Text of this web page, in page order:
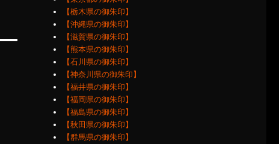
【栃木県の御朱印】
【沖縄県の御朱印】
【滋賀県の御朱印】
【熊本県の御朱印】
【石川県の御朱印】
【神奈川県の御朱印】
【福井県の御朱印】
【福岡県の御朱印】
【福島県の御朱印】
【秋田県の御朱印】
【群馬県の御朱印】